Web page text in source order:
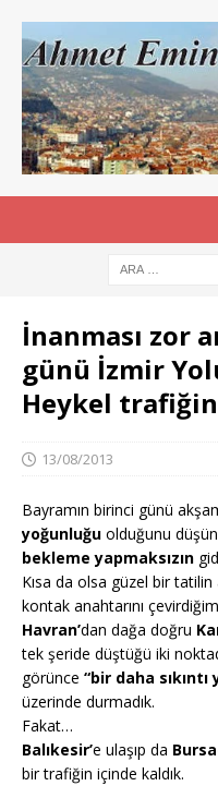
İnanması zor
günü İzmir
Heykel
13/08/2013
Bayramın birinci günü
yoğunluğu olduğunu
bekleme yapmaksızın
Kısa da olsa güzel bir tatilin
kontak anahtarını
Havran’dan dağa doğru
tek şeride düştüğü iki
görünce “bir daha sıkıntı
üzerinde durmadık.
Fakat…
Balıkesir’e ulaşıp da
bir trafiğin içinde kaldık.